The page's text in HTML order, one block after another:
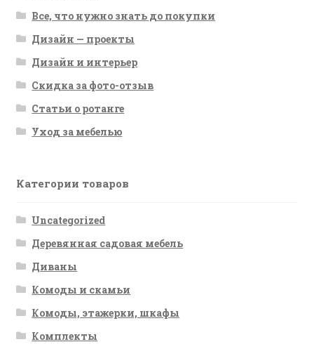
Все, что нужно знать до покупки
Дизайн — проекты
Дизайн и интерьер
Скидка за фото-отзыв
Статьи о ротанге
Уход за мебелью
Категории товаров
Uncategorized
Деревянная садовая мебель
Диваны
Комоды и скамьи
Комоды, этажерки, шкафы
Комплекты